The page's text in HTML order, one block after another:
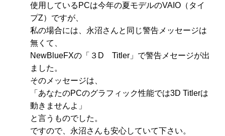
使用しているPCは今年の夏モデルのVAIO（タイ
プZ）ですが、
私の場合には、永沼さんと同じ警告メッセージは
無くて、
NewBlueFXの「３D Titler」で警告メセージが出
ました。
そのメッセージは、
「あなたのPCのグラフィック性能では3D Titlerは
動きませんよ」
と言うものでした。
ですので、永沼さんも安心していて下さい。